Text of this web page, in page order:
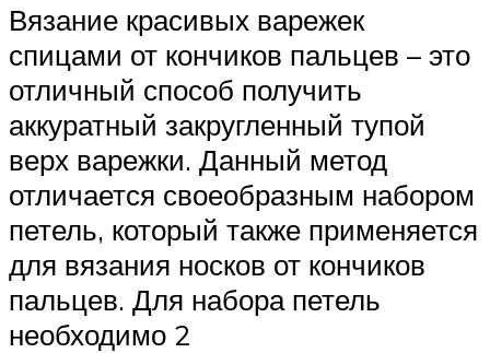
Вязание красивых варежек
спицами от кончиков пальцев – это
отличный способ получить
аккуратный закругленный тупой
верх варежки. Данный метод
отличается своеобразным набором
петель, который также применяется
для вязания носков от кончиков
пальцев. Для набора петель
необходимо 2